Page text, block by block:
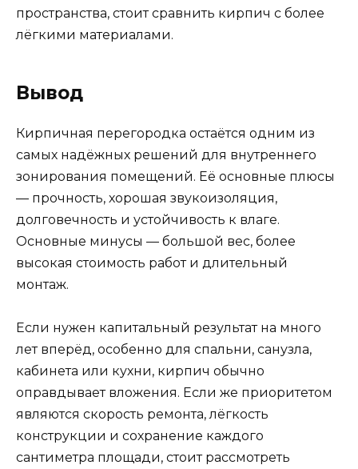
пространства, стоит сравнить кирпич с более
лёгкими материалами.
Вывод
Кирпичная перегородка остаётся одним из
самых надёжных решений для внутреннего
зонирования помещений. Её основные плюсы
— прочность, хорошая звукоизоляция,
долговечность и устойчивость к влаге.
Основные минусы — большой вес, более
высокая стоимость работ и длительный
монтаж.
Если нужен капитальный результат на много
лет вперёд, особенно для спальни, санузла,
кабинета или кухни, кирпич обычно
оправдывает вложения. Если же приоритетом
являются скорость ремонта, лёгкость
конструкции и сохранение каждого
сантиметра площади, стоит рассмотреть